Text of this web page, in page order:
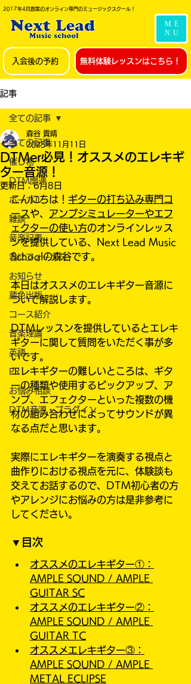
2017年4月創業のオンライン専門のミュージックスクール！
ME
NU
入会後の予約 無料体験レッスンはこちら！
記事
全ての記事
催し物
DTM関連
ボーカル
雑談
音楽記事
君にフォーカス
お知らせ
蔵色出版
コース紹介
音楽理論
英語
PR
お悩み相談
DTM音源・プラグイン
全ての記事
DTMer必見！オススメのエレキギ
ター音源！
森谷 貴晴
2025年11月11日
更新日：6月8日
こんにちは！ ギターの打ち込み専門コ
ースや、 アンプシミュレーターやエフ
ェクターの使い方のオンラインレッス
ンを提供している、Next Lead Music
Schoolの森谷です。
本日はオススメのエレキギター音源に
ついて解説します。
DTMレッスンを提供しているとエレキ
ギターに関して質問をいただく事が多
いです。
エレキギターの難しいところは、ギタ
ーの種類や使用するピックアップ、ア
ンプ、エフェクターといった複数の機
材の組み合わせによってサウンドが異
なる点だと思います。
実際にエレキギターを演奏する視点と
曲作りにおける視点を元に、体験談も
交えてお話するので、DTM初心者の方
やアレンジにお悩みの方は是非参考に
してください。
▼目次
オススメのエレキギター①：
AMPLE SOUND / AMPLE
GUITAR SC
オススメのエレキギター②：
AMPLE SOUND / AMPLE
GUITAR TC
オススメエレキギター③：
AMPLE SOUND / AMPLE
METAL ECLIPSE